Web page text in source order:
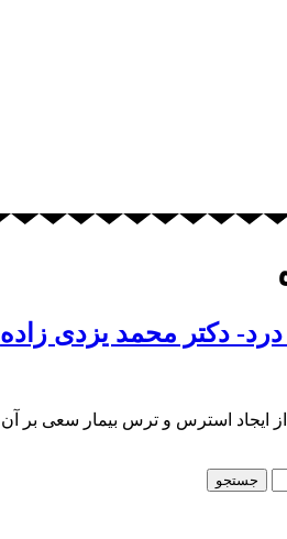
دکتر محمد یزدی زاده
ایجاد استرس و ترس بیمار سعی بر